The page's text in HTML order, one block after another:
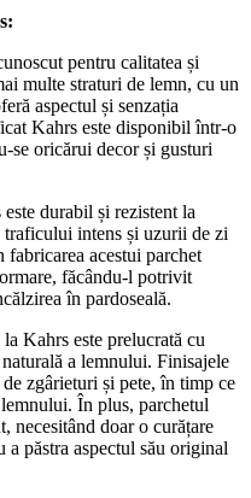
pentru calitatea și
multe straturi de lemn, cu un
aspectul și senzația
Kahrs este disponibil într-o
se oricărui decor și gusturi
durabil și rezistent la
intens și uzurii de zi
acestui parchet
făcându-l potrivit
în pardoseală.
Kahrs este prelucrată cu
a lemnului. Finisajele
zgârieturi și pete, în timp ce
În plus, parchetul
necesitând doar o curățare
a păstra aspectul său original